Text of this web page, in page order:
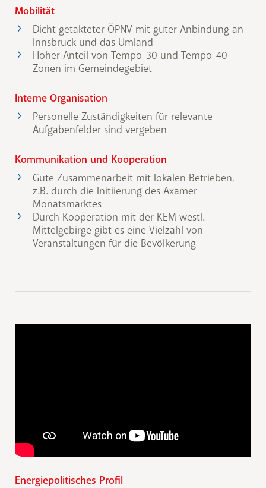
Mobilität
Dicht getakteter ÖPNV mit guter Anbindung an
Innsbruck und das Umland
Hoher Anteil von Tempo-30 und Tempo-40-
Zonen im Gemeindegebiet
Interne Organisation
Personelle Zuständigkeiten für relevante
Aufgabenfelder sind vergeben
Kommunikation und Kooperation
Gute Zusammenarbeit mit lokalen Betrieben,
z.B. durch die Initiierung des Axamer
Monatsmarktes
Durch Kooperation mit der KEM westl.
Mittelgebirge gibt es eine Vielzahl von
Veranstaltungen für die Bevölkerung
Energiepolitisches Profil